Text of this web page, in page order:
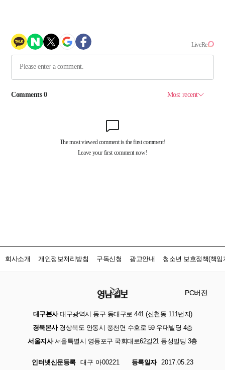
회사소개 개인정보처리방침 구독신청 광고안내 청소년 보호정책(책임
PC버전
대구본사대구광역시 동구 동대구로 441 (신천동 111번지)
경북본사경상북도 안동시 풍천면 수호로 59 우대빌딩 4층
서울지사서울특별시 영등포구 국회대로62길21 동성빌딩 3층
인터넷신문등록 대구 아00221 등록일자
2017.05.23